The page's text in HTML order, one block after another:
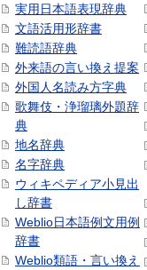
実用日本語表現辞典
文語活用形辞書
難読語辞典
外来語の言い換え提案
外国人名読み方字典
歌舞伎・浄瑠璃外題辞
典
地名辞典
名字辞典
ウィキペディア小見出
し辞書
Weblio日本語例文用例
辞書
Weblio類語・言い換え